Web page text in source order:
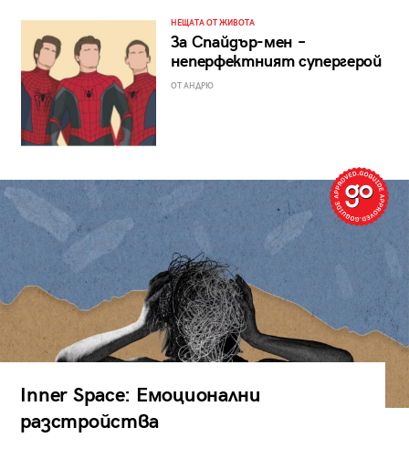
НЕЩАТА ОТ ЖИВОТА
За Спайдър-мен –
неперфектният супергерой
ОТ АНДРЮ
Inner Space: Емоционални
разстройства